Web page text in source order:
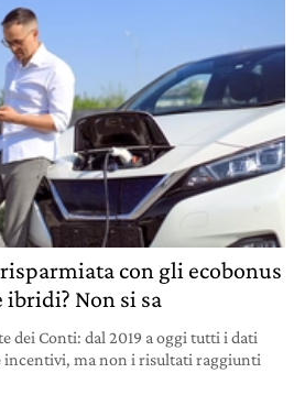
con gli ecobonus
Non si sa
dei Conti: dal 2019 a oggi tutti i dati
incentivi, ma non i risultati raggiunti